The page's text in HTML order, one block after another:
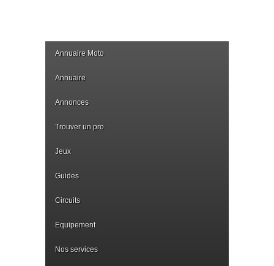
Annuaire Moto
Annuaire
Annonces
Trouver un pro
Jeux
Guides
Circuits
Equipement
Nos services